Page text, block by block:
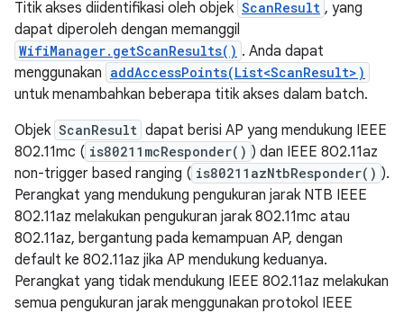
Titik akses diidentifikasi oleh objek ScanResult , yang
dapat diperoleh dengan memanggil
WifiManager.getScanResults() . Anda dapat
menggunakan addAccessPoints(List<ScanResult>)
untuk menambahkan beberapa titik akses dalam batch.
Objek ScanResult dapat berisi AP yang mendukung IEEE
802.11mc ( is80211mcResponder() ) dan IEEE 802.11az
non-trigger based ranging ( is80211azNtbResponder() ).
Perangkat yang mendukung pengukuran jarak NTB IEEE
802.11az melakukan pengukuran jarak 802.11mc atau
802.11az, bergantung pada kemampuan AP, dengan
default ke 802.11az jika AP mendukung keduanya.
Perangkat yang tidak mendukung IEEE 802.11az melakukan
semua pengukuran jarak menggunakan protokol IEEE